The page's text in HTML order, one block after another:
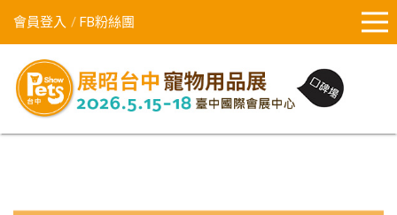
會員登入 FB粉絲團